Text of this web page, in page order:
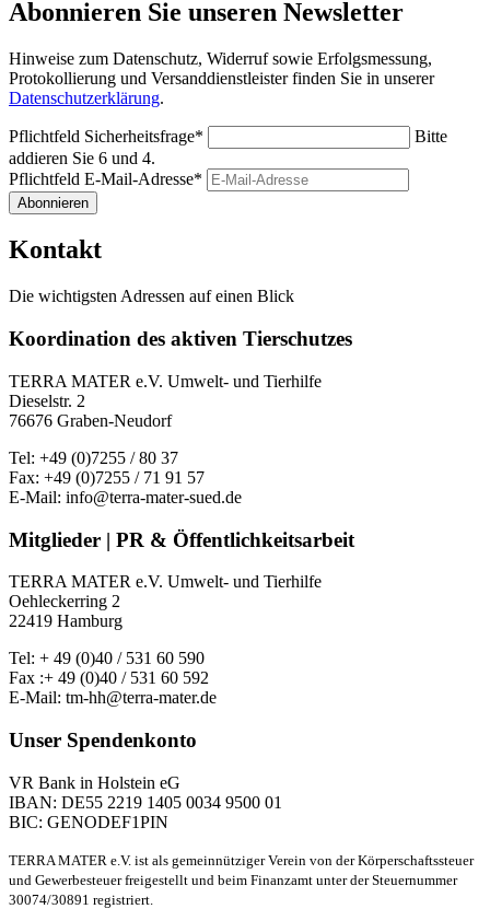
Abonnieren Sie unseren Newsletter
Hinweise zum Datenschutz, Widerruf sowie Erfolgsmessung,
Protokollierung und Versanddienstleister finden Sie in unserer
Datenschutzerklärung.
Pflichtfeld Sicherheitsfrage*
Bitte
addieren Sie 6 und 4.
Pflichtfeld E-Mail-Adresse*
Abonnieren
Kontakt
Die wichtigsten Adressen auf einen Blick
Koordination des aktiven Tierschutzes
TERRA MATER e.V. Umwelt- und Tierhilfe
Dieselstr. 2
76676 Graben-Neudorf
Tel: +49 (0)7255 / 80 37
Fax: +49 (0)7255 / 71 91 57
E-Mail: info@terra-mater-sued.de
Mitglieder | PR & Öffentlichkeitsarbeit
TERRA MATER e.V. Umwelt- und Tierhilfe
Oehleckerring 2
22419 Hamburg
Tel: + 49 (0)40 / 531 60 590
Fax :+ 49 (0)40 / 531 60 592
E-Mail: tm-hh@terra-mater.de
Unser Spendenkonto
VR Bank in Holstein eG
IBAN: DE55 2219 1405 0034 9500 01
BIC: GENODEF1PIN
TERRA MATER e.V. ist als gemeinnütziger Verein von der Körperschaftssteuer
und Gewerbesteuer freigestellt und beim Finanzamt unter der Steuernummer
30074/30891 registriert.